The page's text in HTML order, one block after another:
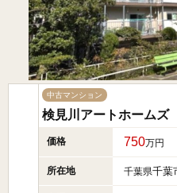
中古マンション
検見川アートホームズ
価格 750万円
所在地 千葉県千葉